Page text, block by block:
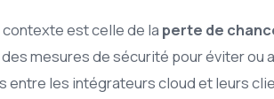
est celle de la perte de
mesures de sécurité pour éviter ou
les intégrateurs cloud et leurs